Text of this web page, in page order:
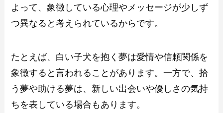
よって、象徴している心理やメッセージが少しず
つ異なると考えられているからです。
たとえば、白い子犬を抱く夢は愛情や信頼関係を
象徴すると言われることがあります。一方で、拾
う夢や助ける夢は、新しい出会いや優しさの気持
ちを表している場合もあります。